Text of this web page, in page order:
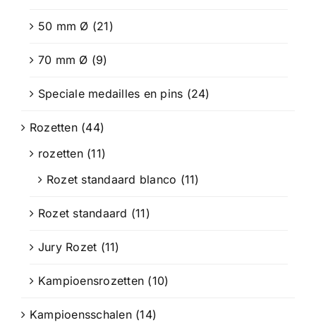
50 mm Ø (21)
70 mm Ø (9)
Speciale medailles en pins (24)
Rozetten (44)
rozetten (11)
Rozet standaard blanco (11)
Rozet standaard (11)
Jury Rozet (11)
Kampioensrozetten (10)
Kampioensschalen (14)